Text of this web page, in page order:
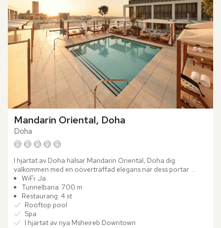
Mandarin Oriental, Doha
Doha
I hjärtat av Doha hälsar Mandarin Oriental, Doha dig
välkommen med en oöverträffad elegans när dess portar
sveper upp. Genom att förena det qatariska arvet med modern
design och...
WiFi: Ja
Tunnelbana: 700 m
Restaurang: 4 st
Rooftop pool
Spa
I hjärtat av nya Msheireb Downtown